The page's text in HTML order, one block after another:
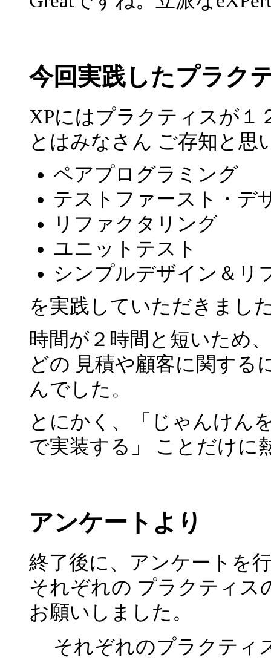
今回実践したプラク
XPにはプラクティスが１
とはみなさん ご存知と思
ペアプログラミング
テストファースト・デ
リファクタリング
ユニットテスト
シンプルデザイン＆リ
を実践していただきまし
時間が２時間と短いため
どの 見積や顧客に関する
んでした。
とにかく、「じゃんけん
で実装する」 ことだけに
アンケートより
終了後に、アンケートを
それぞれの プラクティス
お願いしました。
それぞれのプラクティ